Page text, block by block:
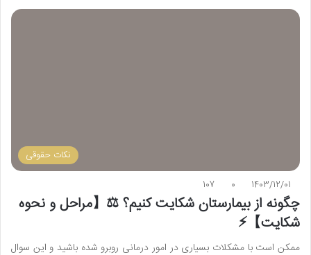
نکات حقوقی
1403/12/01
0
107
چگونه از بیمارستان شکایت کنیم؟ ⚖️【مراحل و نحوه
شکایت】⚡️
ممکن است با مشکلات بسیاری در امور درمانی روبرو شده باشید و این سوال